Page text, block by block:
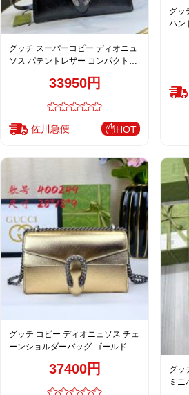
グッチ スーパーコピー ディオニュ
ソス パテントレザー コンパクトバ
33950円
佐川急便 HOT
グッ
ハン
グッチ コピー ディオニュソス チェ
ーンショルダーバッグ ゴールド メ
37400円
グッ
ミニ